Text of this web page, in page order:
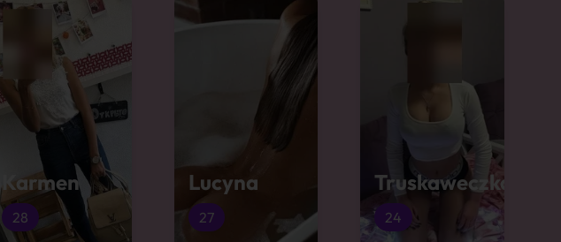
Karmen
28
Lucyna
27
Truskaweczka
24